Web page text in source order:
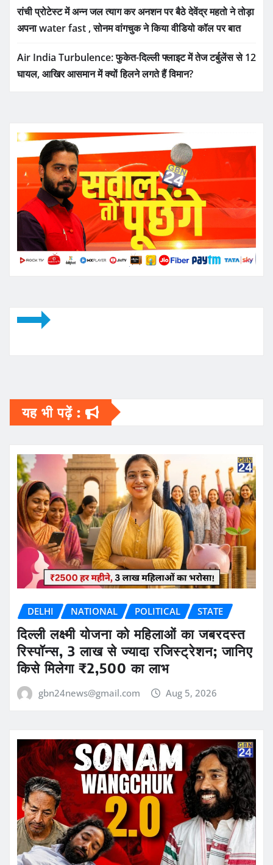
रांची प्रोटेस्ट में अन्न जल त्याग कर अनशन पर बैठे देवेंद्र महतो ने तोड़ा
अपना water fast , सोनम वांगचुक ने किया वीडियो कॉल पर बात
Air India Turbulence: फुकेत-दिल्ली फ्लाइट में तेज टर्बुलेंस से 12
घायल, आखिर आसमान में क्यों हिलने लगते हैं विमान?
यह भी पढ़ें :
DELHI NATIONAL POLITICAL STATE
दिल्ली लक्ष्मी योजना को महिलाओं का जबरदस्त
रिस्पॉन्स, 3 लाख से ज्यादा रजिस्ट्रेशन; जानिए
किसे मिलेगा ₹2,500 का लाभ
gbn24news@gmail.com Aug 5, 2026